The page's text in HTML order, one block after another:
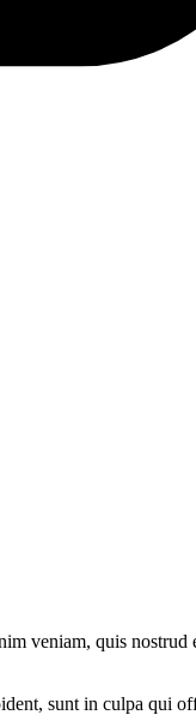
veniam, quis
sunt in culpa qui